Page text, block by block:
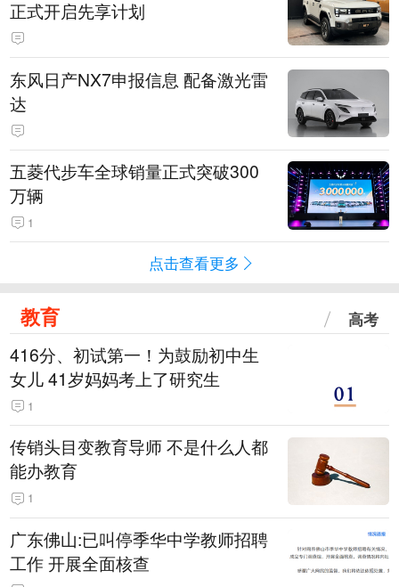
正式开启先享计划
东风日产NX7申报信息 配备激光雷
达
五菱代步车全球销量正式突破300
万辆
1
点击查看更多
教育 高考
416分、初试第一！为鼓励初中生
女儿 41岁妈妈考上了研究生
1
传销头目变教育导师 不是什么人都
能办教育
1
广东佛山:已叫停季华中学教师招聘
工作 开展全面核查